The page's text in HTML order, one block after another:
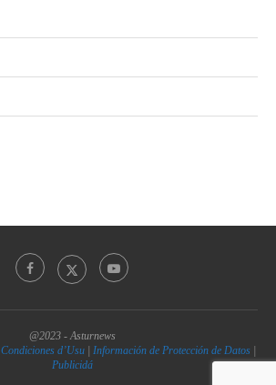
@2023 - Asturnews
Condiciones d’Usu Información de Protección de Datos
Publicidá